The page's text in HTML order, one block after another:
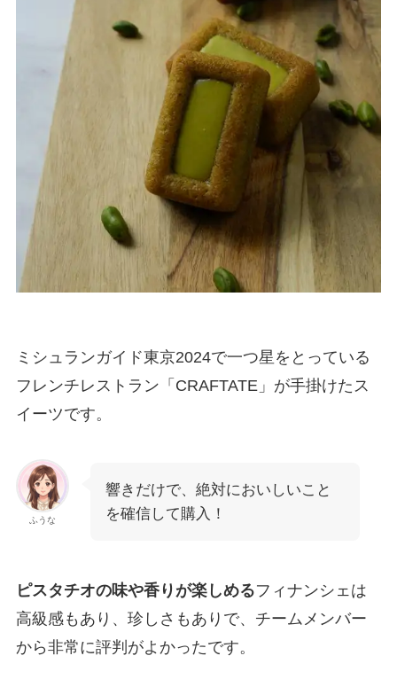
ミシュランガイド東京2024で一つ星をとっている
フレンチレストラン「CRAFTATE」が手掛けたス
イーツです。
ふうな
響きだけで、絶対においしいこと
を確信して購入！
ピスタチオの味や香りが楽しめるフィナンシェは
高級感もあり、珍しさもありで、チームメンバー
から非常に評判がよかったです。